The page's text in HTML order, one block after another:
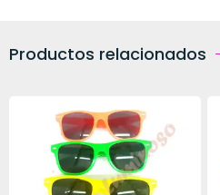
Productos relacionados